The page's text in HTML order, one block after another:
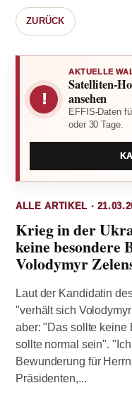
ZURÜCK
!
AKTUELLE
Satelliten-
ansehen
EFFIS-Daten
oder 30 Tage.
ALLE ARTIKEL ·
Krieg in der
keine
Volodymyr
Laut der Kandidatin
"verhält sich
aber: "Das sollte keine
sollte normal sein".
Bewunderung für
Präsidenten,...